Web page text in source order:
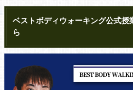
ベストボディウォーキング公式授
ら